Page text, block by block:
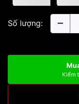
Số lượng:
Kiểm